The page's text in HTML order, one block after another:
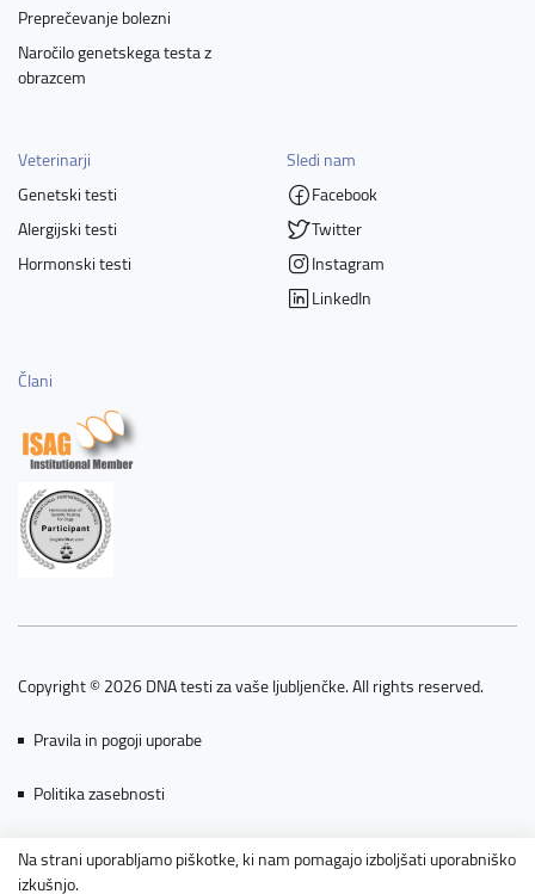
Na strani uporabljamo piškotke, ki nam pomagajo izboljšati uporabniško
izkušnjo.
Preprečevanje bolezni
Naročilo genetskega testa z
obrazcem
Veterinarji
Genetski testi
Alergijski testi
Hormonski testi
Sledi nam
Facebook
Twitter
Instagram
LinkedIn
Člani
Copyright © 2026 DNA testi za vaše ljubljenčke. All rights reserved.
Pravila in pogoji uporabe
Politika zasebnosti
Piškotki